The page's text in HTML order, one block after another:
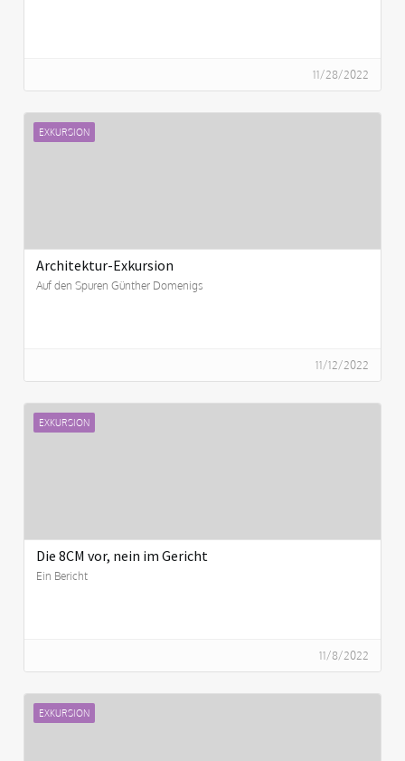
11/28/2022
EXKURSION
Architektur-Exkursion
Auf den Spuren Günther Domenigs
11/12/2022
EXKURSION
Die 8CM vor, nein im Gericht
Ein Bericht
11/8/2022
EXKURSION